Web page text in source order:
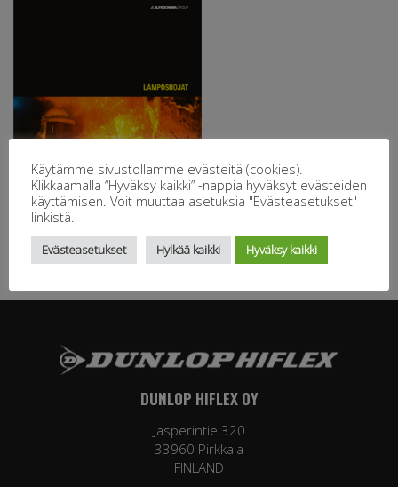
DUNLOP HIFLEX OY
Jasperintie 320
33960 Pirkkala
FINLAND
Käytämme sivustollamme evästeitä (cookies).
Klikkaamalla “Hyväksy kaikki” -nappia hyväksyt evästeiden
käyttämisen. Voit muuttaa asetuksia "Evästeasetukset"
linkistä.
Evästeasetukset Hylkää kaikki Hyväksy kaikki